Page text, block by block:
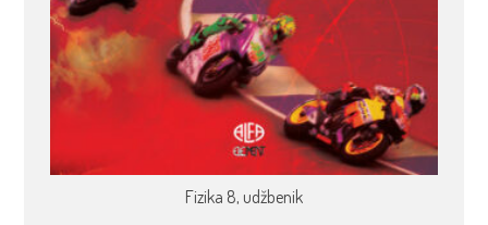
Fizika 8, udžbenik